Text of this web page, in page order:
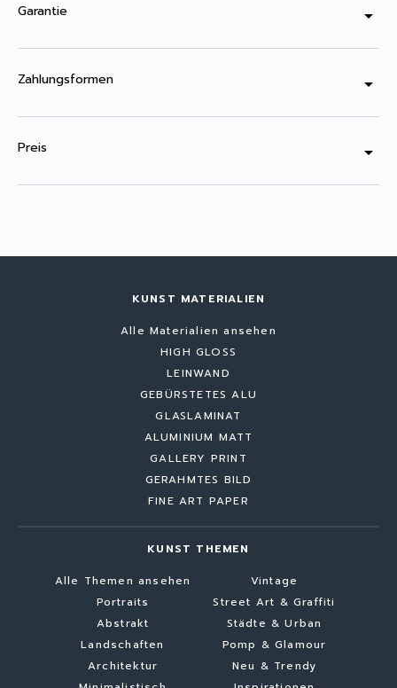
Garantie arrow_drop_down
Zahlungsformen arrow_drop_down
Preis arrow_drop_down
KUNST MATERIALIEN
Alle Materialien ansehen
HIGH GLOSS
LEINWAND
GEBÜRSTETES ALU
GLASLAMINAT
ALUMINIUM MATT
GALLERY PRINT
GERAHMTES BILD
FINE ART PAPER
KUNST THEMEN
Alle Themen ansehen
Portraits
Abstrakt
Landschaften
Architektur
Vintage
Street Art & Graffiti
Städte & Urban
Pomp & Glamour
Neu & Trendy